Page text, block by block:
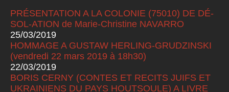
PRÉSENTATION A LA COLONIE (75010) DE DÉ-
SOL-ATION de Marie-Christine NAVARRO
25/03/2019
HOMMAGE A GUSTAW HERLING-GRUDZINSKI
(vendredi 22 mars 2019 à 18h30)
22/03/2019
BORIS CERNY (CONTES ET RECITS JUIFS ET
UKRAINIENS DU PAYS HOUTSOULE) A LIVRE